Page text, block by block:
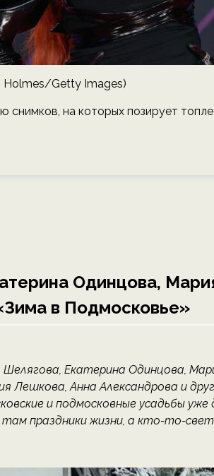
Holmes/Getty Images)
снимков, на которых позирует
Одинцова,
в Подмосковье»
Екатерина Одинцова,
Лешкова, Анна Александрова и
и подмосковные усадьбы
праздники жизни, а кто-то-